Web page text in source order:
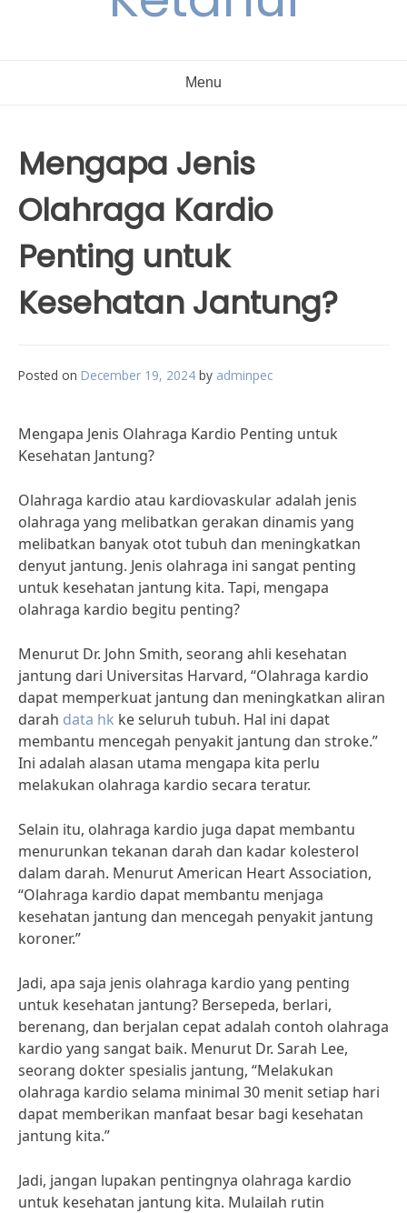
Menu
Mengapa Jenis
Olahraga Kardio
Penting untuk
Kesehatan Jantung?
Posted on December 19, 2024 by adminpec
Mengapa Jenis Olahraga Kardio Penting untuk
Kesehatan Jantung?
Olahraga kardio atau kardiovaskular adalah jenis
olahraga yang melibatkan gerakan dinamis yang
melibatkan banyak otot tubuh dan meningkatkan
denyut jantung. Jenis olahraga ini sangat penting
untuk kesehatan jantung kita. Tapi, mengapa
olahraga kardio begitu penting?
Menurut Dr. John Smith, seorang ahli kesehatan
jantung dari Universitas Harvard, “Olahraga kardio
dapat memperkuat jantung dan meningkatkan aliran
darah data hk ke seluruh tubuh. Hal ini dapat
membantu mencegah penyakit jantung dan stroke.”
Ini adalah alasan utama mengapa kita perlu
melakukan olahraga kardio secara teratur.
Selain itu, olahraga kardio juga dapat membantu
menurunkan tekanan darah dan kadar kolesterol
dalam darah. Menurut American Heart Association,
“Olahraga kardio dapat membantu menjaga
kesehatan jantung dan mencegah penyakit jantung
koroner.”
Jadi, apa saja jenis olahraga kardio yang penting
untuk kesehatan jantung? Bersepeda, berlari,
berenang, dan berjalan cepat adalah contoh olahraga
kardio yang sangat baik. Menurut Dr. Sarah Lee,
seorang dokter spesialis jantung, “Melakukan
olahraga kardio selama minimal 30 menit setiap hari
dapat memberikan manfaat besar bagi kesehatan
jantung kita.”
Jadi, jangan lupakan pentingnya olahraga kardio
untuk kesehatan jantung kita. Mulailah rutin